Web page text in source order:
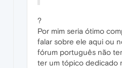
?
Por mim seria ótimo
falar sobre ele aqui ou
fórum português não
ter um tópico dedicado